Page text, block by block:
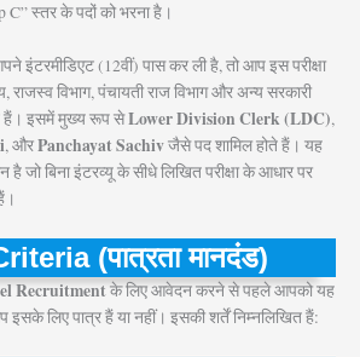
C” स्तर के पदों को भरना है।
इंटरमीडिएट (12वीं) पास कर ली है, तो आप इस परीक्षा
राजस्व विभाग, पंचायती राज विभाग और अन्य सरकारी
हैं। इसमें मुख्य रूप सेLower Division Clerk (LDC),
, औरPanchayat Sachivजैसे पद शामिल होते हैं। यह
है जो बिना इंटरव्यू के सीधे लिखित परीक्षा के आधार पर
(पात्रता मानदंड)
Recruitmentके लिए आवेदन करने से पहले आपको यह
इसके लिए पात्र हैं या नहीं। इसकी शर्तें निम्नलिखित हैं: